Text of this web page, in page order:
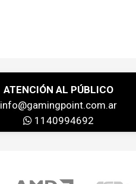
ATENCIÓN AL PÚBLICO
info@gamingpoint.com.ar
1140994692